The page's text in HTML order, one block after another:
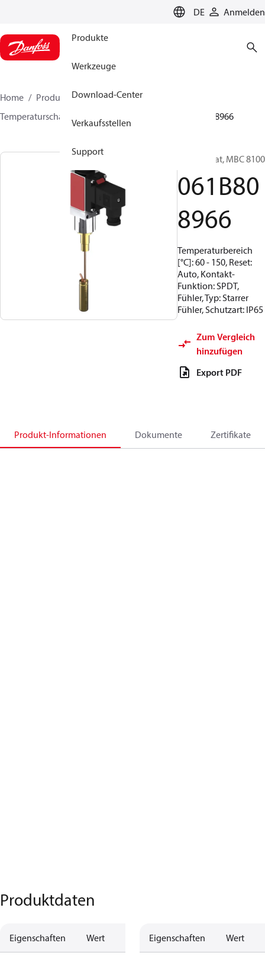
DE Anmelden
Produkte
Werkzeuge
Download-Center
Verkaufsstellen
Support
Home Produkte Sensing solutions
Temperaturschalter
MBC 8000 / MBC 8100 061B808966
Thermostat, MBC 8100
061B80
8966
Temperaturbereich
[°C]: 60 - 150, Reset:
Auto, Kontakt-
Funktion: SPDT,
Fühler, Typ: Starrer
Fühler, Schutzart: IP65
Zum Vergleich
hinzufügen
Export PDF
Produkt-Informationen Dokumente Zertifikate
Produktdaten
Eigenschaften Wert Eigenschaften Wert